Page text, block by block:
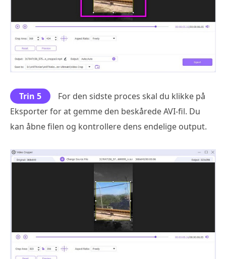
Trin 5
For den sidste proces skal du klikke på
Eksporter for at gemme den beskårede AVI-fil. Du
kan åbne filen og kontrollere dens endelige output.